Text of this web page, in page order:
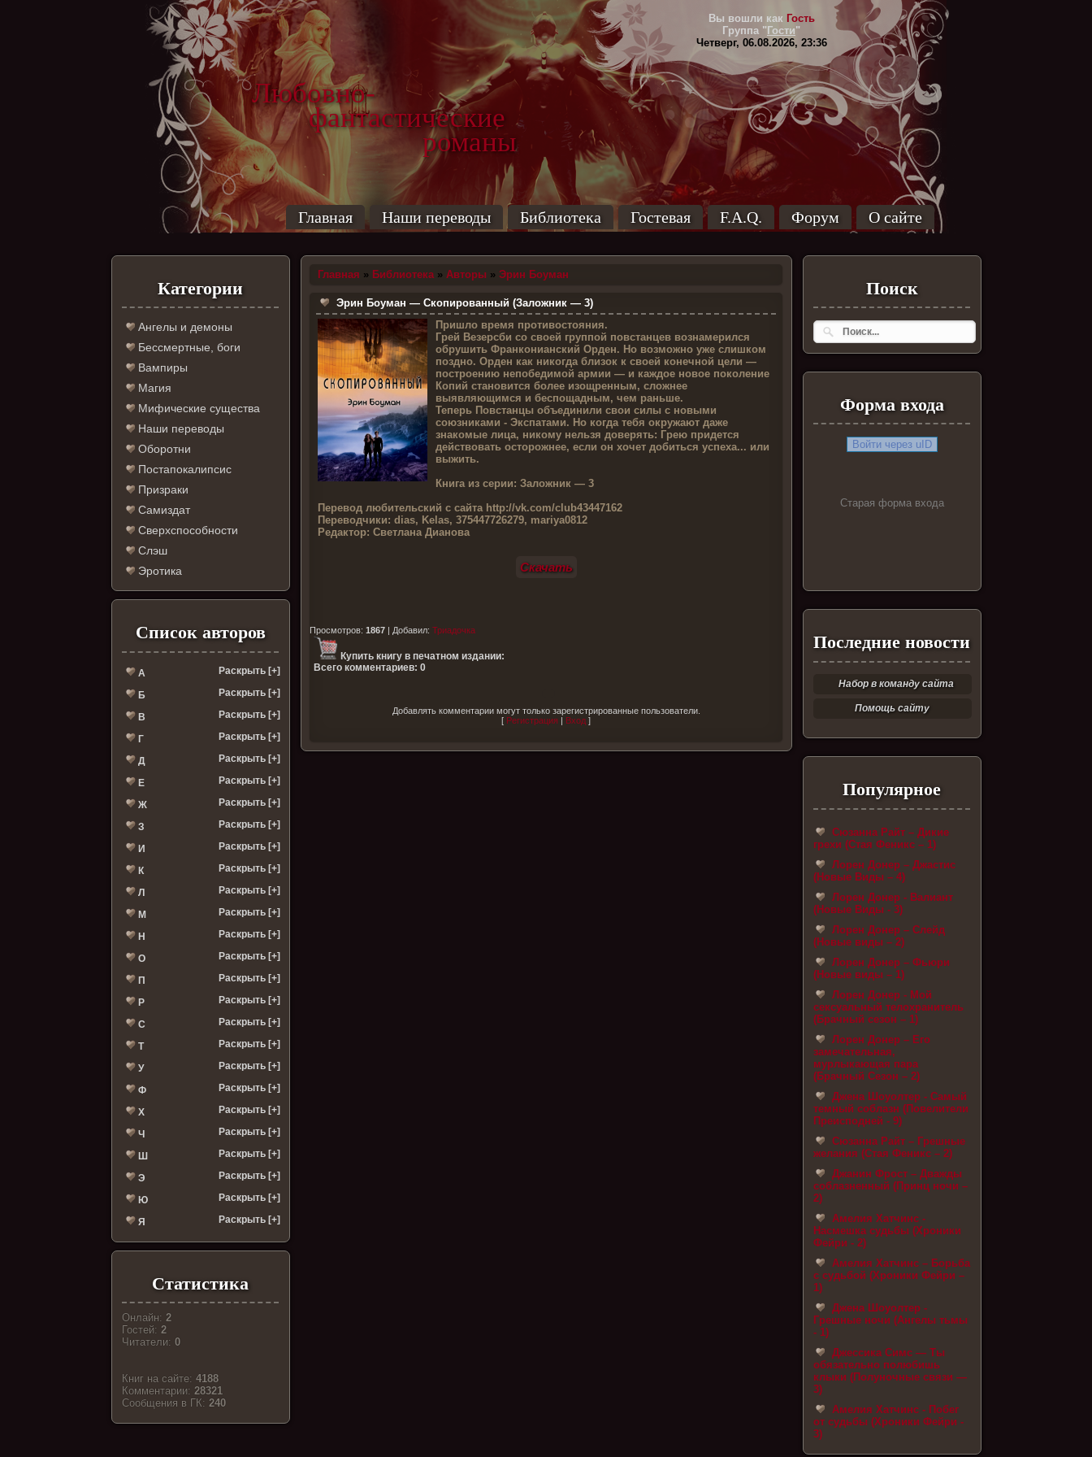
Любовно-
фантастические
романы
Вы вошли как Гость
Группа " Гости"
Четверг, 06.08.2026, 23:36
Главная Наши переводы Библиотека Гостевая F.A.Q. Форум О сайте
Категории
Ангелы и демоны
Бессмертные, боги
Вампиры
Магия
Мифические существа
Наши переводы
Оборотни
Постапокалипсис
Призраки
Самиздат
Сверхспособности
Слэш
Эротика
Список авторов
А Раскрыть [+]
Б Раскрыть [+]
В Раскрыть [+]
Г Раскрыть [+]
Д Раскрыть [+]
Е Раскрыть [+]
Ж Раскрыть [+]
З Раскрыть [+]
И Раскрыть [+]
К Раскрыть [+]
Л Раскрыть [+]
М Раскрыть [+]
Н Раскрыть [+]
О Раскрыть [+]
П Раскрыть [+]
Р Раскрыть [+]
С Раскрыть [+]
Т Раскрыть [+]
У Раскрыть [+]
Ф Раскрыть [+]
Х Раскрыть [+]
Ч Раскрыть [+]
Ш Раскрыть [+]
Э Раскрыть [+]
Ю Раскрыть [+]
Я Раскрыть [+]
Статистика
Онлайн: 2
Гостей: 2
Читатели: 0
Книг на сайте: 4188
Комментарии: 28321
Cообщения в ГК: 240
Главная » Библиотека» Авторы » Эрин Боуман
Эрин Боуман — Скопированный (Заложник — 3)
Пришло время противостояния.
Грей Везерсби со своей группой повстанцев вознамерился
обрушить Франконианский Орден. Но возможно уже слишком
поздно. Орден как никогда близок к своей конечной цели —
построению непобедимой армии — и каждое новое поколение
Копий становится более изощренным, сложнее
выявляющимся и беспощадным, чем раньше.
Теперь Повстанцы объединили свои силы с новыми
союзниками - Экспатами. Но когда тебя окружают даже
знакомые лица, никому нельзя доверять: Грею придется
действовать осторожнее, если он хочет добиться успеха... или
выжить.
Книга из серии: Заложник — 3
Перевод любительский с сайтаhttp://vk.com/club43447162
Переводчики: dias, Kelas, 375447726279, mariya0812
Редактор: Светлана Дианова
Скачать
Просмотров: 1867| Добавил: Триадочка
Купить книгу в печатном издании:
Всего комментариев: 0
Добавлять комментарии могут только зарегистрированные пользователи.
[ Регистрация Вход ]
Поиск
Форма входа
Войти через uID
Старая форма входа
Последние новости
Набор в команду сайта
Помощь сайту
Популярное
Сюзанна Райт – Дикие
грехи (Стая Феникс – 1)
Лорен Донер – Джастис
(Новые Виды – 4)
Лорен Донер - Валиант
(Новые Виды - 3)
Лорен Донер – Слейд
(Новые виды – 2)
Лорен Донер – Фьюри
(Новые виды – 1)
Лорен Донер - Мой
сексуальный телохранитель
(Брачный сезон – 1)
Лорен Донер – Его
замечательная,
мурлыкающая пара
(Брачный Сезон – 2)
Джена Шоуолтер - Самый
темный соблазн (Повелители
Преисподней - 9)
Сюзанна Райт – Грешные
желания (Стая Феникс – 2)
Джанин Фрост – Дважды
соблазненный (Принц ночи –
2)
Амелия Хатчинс -
Насмешка судьбы (Хроники
Фейри - 2)
Амелия Хатчинс – Борьба
с судьбой (Хроники Фейри –
1)
Джена Шоуолтер -
Грешные ночи (Ангелы тьмы
- 1)
Джессика Симс — Ты
обязательно полюбишь
клыки (Полуночные связи —
3)
Амелия Хатчинс - Побег
от судьбы (Хроники Фейри -
3)